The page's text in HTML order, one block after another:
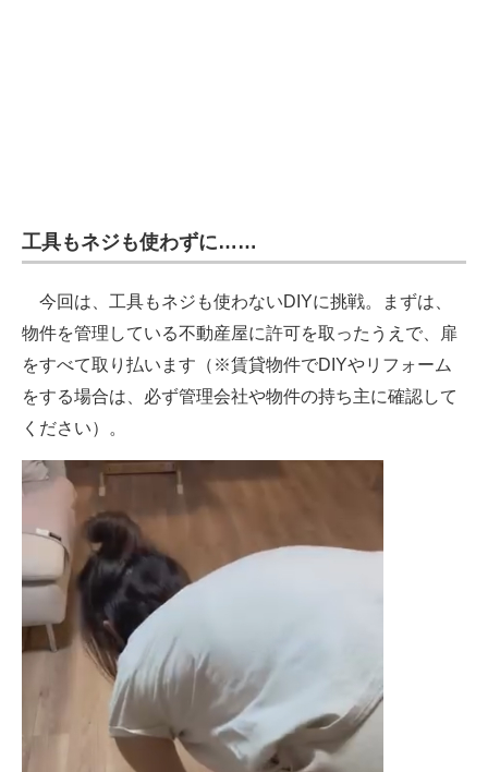
工具もネジも使わずに……
今回は、工具もネジも使わないDIYに挑戦。まずは、
物件を管理している不動産屋に許可を取ったうえで、扉
をすべて取り払います（※賃貸物件でDIYやリフォーム
をする場合は、必ず管理会社や物件の持ち主に確認して
ください）。